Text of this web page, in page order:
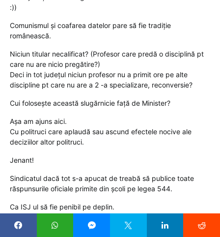
:))
Comunismul și coafarea datelor pare să fie tradiție
românească.
Niciun titular necalificat? (Profesor care predă o disciplină pt
care nu are nicio pregătire?)
Deci in tot județul niciun profesor nu a primit ore pe alte
discipline pt care nu are a 2 -a specializare, reconversie?
Cui folosește această slugărnicie față de Minister?
Așa am ajuns aici.
Cu politruci care aplaudă sau ascund efectele nocive ale
deciziilor altor politruci.
Jenant!
Sindicatul dacă tot s-a apucat de treabă să publice toate
răspunsurile oficiale primite din școli pe legea 544.
Ca ISJ ul să fie penibil pe deplin.
Reply